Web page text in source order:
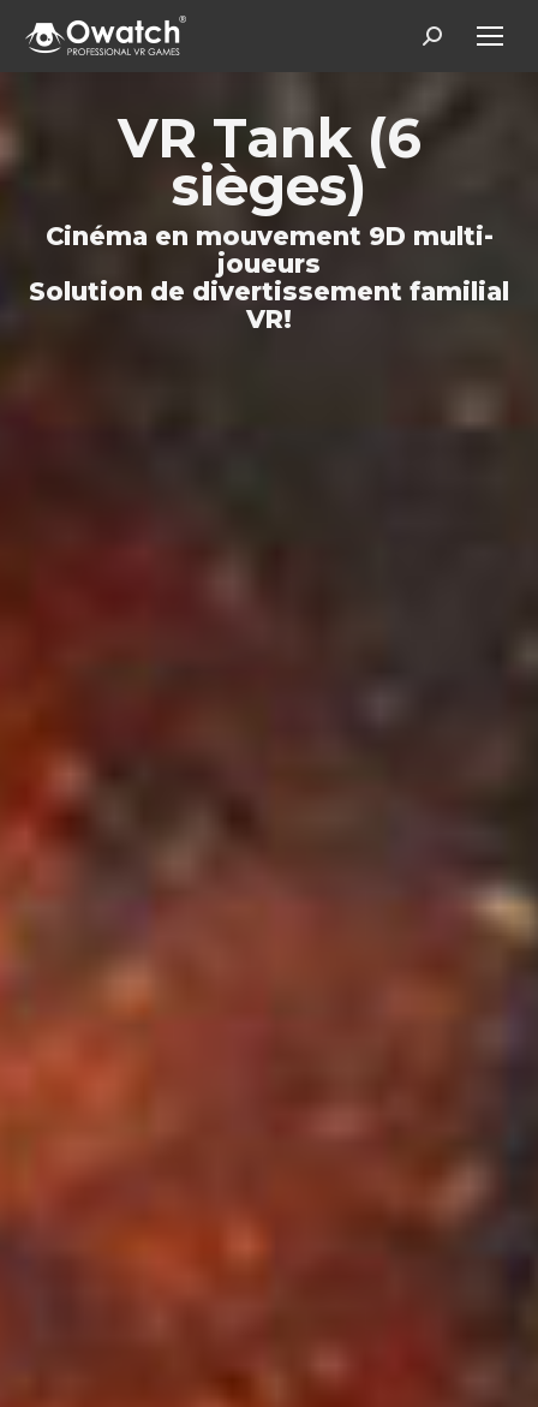
Search:
VR Tank (6
sièges)
Cinéma en mouvement 9D multi-
joueurs
Solution de divertissement familial
VR!